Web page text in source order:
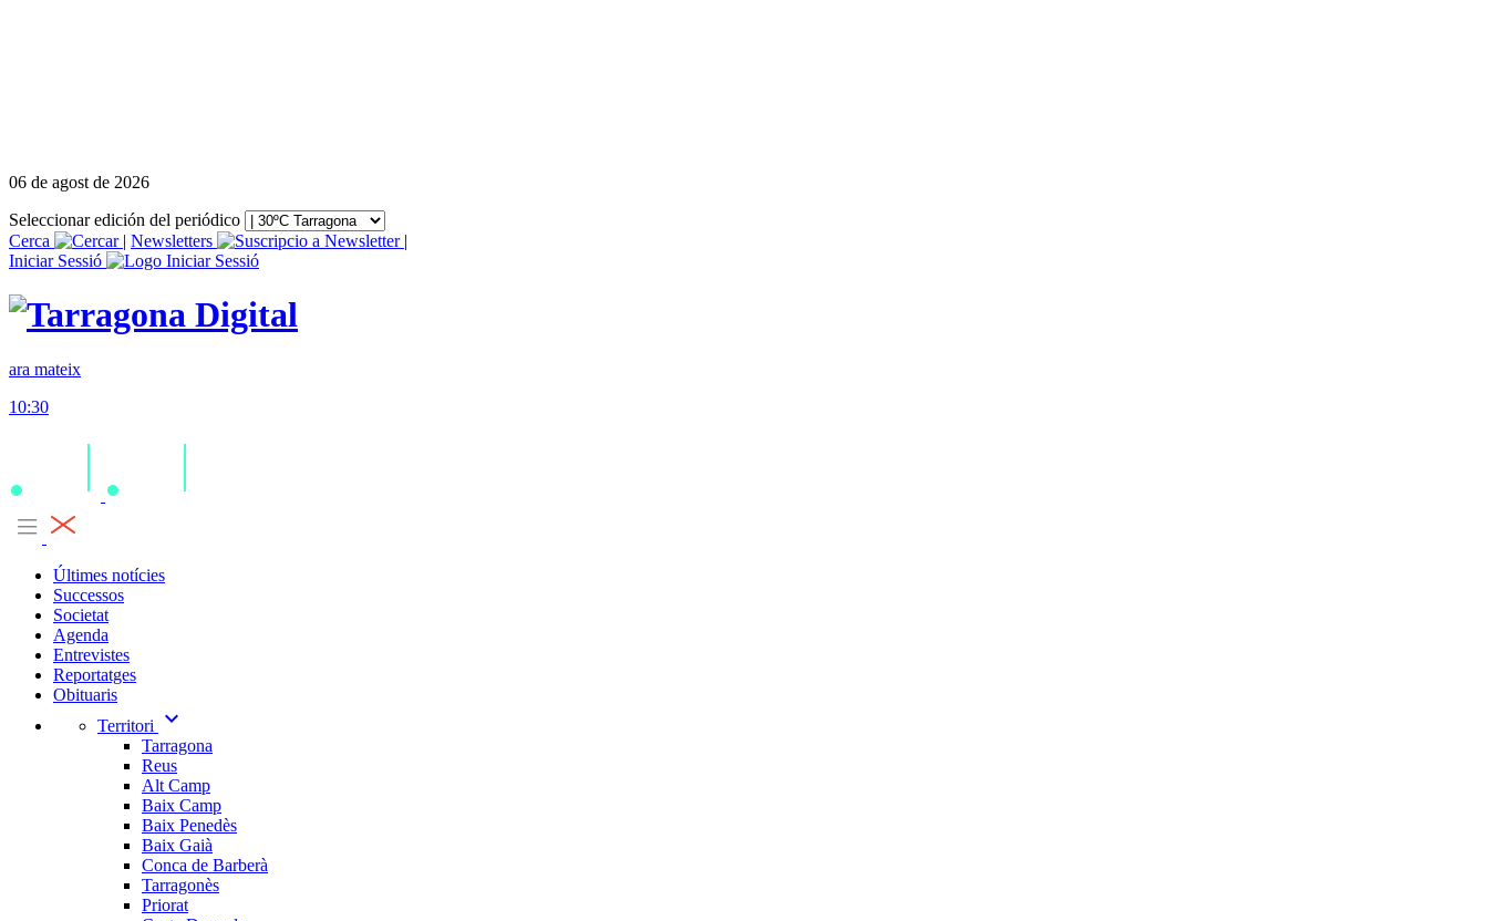
06 de agost de 2026
Seleccionar edición del periódico
Cerca
| Newsletters
|
Iniciar Sessió
ara mateix
10:30
Últimes notícies
Successos
Societat
Agenda
Entrevistes
Reportatges
Obituaris
Territori
expand_more
Tarragona
Reus
Alt Camp
Baix Camp
Baix Penedès
Baix Gaià
Conca de Barberà
Tarragonès
Priorat